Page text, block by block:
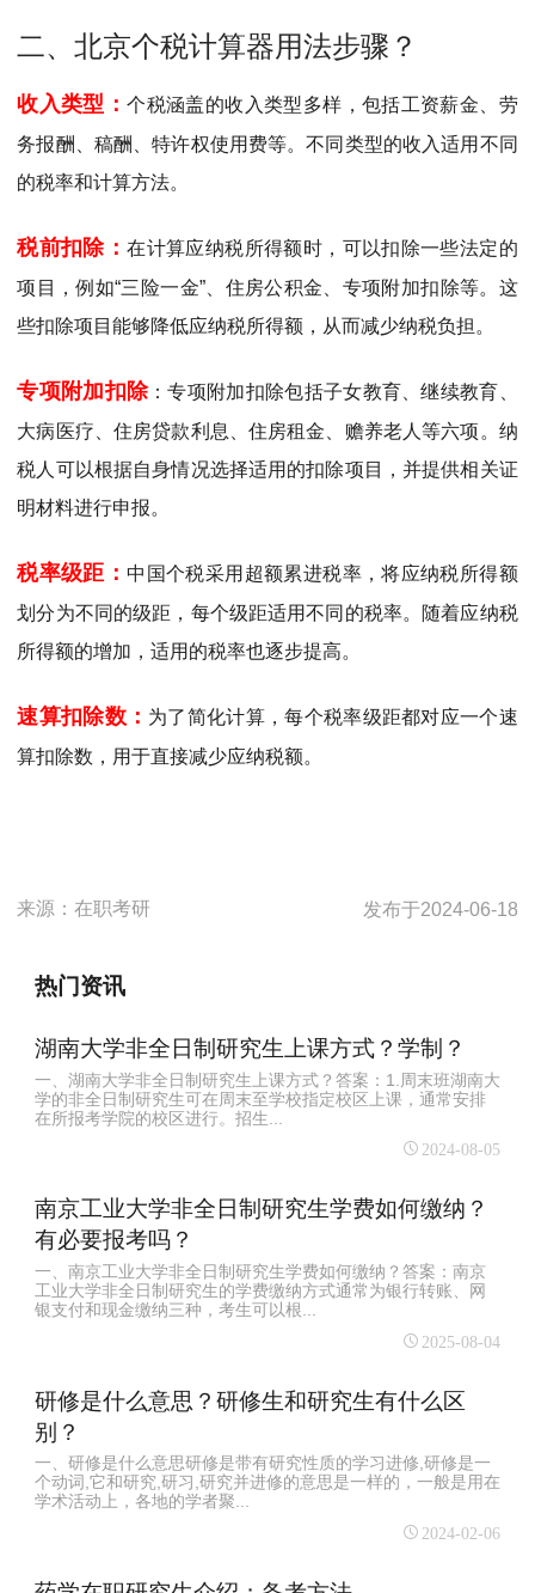
二、北京个税计算器用法步骤？
收入类型：个税涵盖的收入类型多样，包括工资薪金、劳
务报酬、稿酬、特许权使用费等。不同类型的收入适用不同
的税率和计算方法。
税前扣除：在计算应纳税所得额时，可以扣除一些法定的
项目，例如“三险一金”、住房公积金、专项附加扣除等。这
些扣除项目能够降低应纳税所得额，从而减少纳税负担。
专项附加扣除：专项附加扣除包括子女教育、继续教育、
大病医疗、住房贷款利息、住房租金、赡养老人等六项。纳
税人可以根据自身情况选择适用的扣除项目，并提供相关证
明材料进行申报。
税率级距：中国个税采用超额累进税率，将应纳税所得额
划分为不同的级距，每个级距适用不同的税率。随着应纳税
所得额的增加，适用的税率也逐步提高。
速算扣除数： 为了简化计算，每个税率级距都对应一个速
算扣除数，用于直接减少应纳税额。
来源：在职考研 发布于2024-06-18
热门资讯
湖南大学非全日制研究生上课方式？学制？
一、湖南大学非全日制研究生上课方式？答案：1.周末班湖南大
学的非全日制研究生可在周末至学校指定校区上课，通常安排
在所报考学院的校区进行。招生...
2024-08-05
南京工业大学非全日制研究生学费如何缴纳？
有必要报考吗？
一、南京工业大学非全日制研究生学费如何缴纳？答案：南京
工业大学非全日制研究生的学费缴纳方式通常为银行转账、网
银支付和现金缴纳三种，考生可以根...
2025-08-04
研修是什么意思？研修生和研究生有什么区
别？
一、研修是什么意思研修是带有研究性质的学习进修,研修是一
个动词,它和研究,研习,研究并进修的意思是一样的，一般是用在
学术活动上，各地的学者聚...
2024-02-06